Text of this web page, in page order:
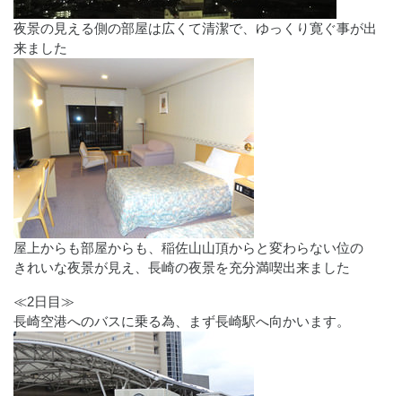
夜景の見える側の部屋は広くて清潔で、ゆっくり寛ぐ事が出
来ました
屋上からも部屋からも、稲佐山山頂からと変わらない位の
きれいな夜景が見え、長崎の夜景を充分満喫出来ました
≪2日目≫
長崎空港へのバスに乗る為、まず長崎駅へ向かいます。